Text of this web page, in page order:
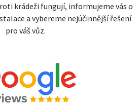
krádeži fungují, informujeme vás o
a vybereme nejúčinnější řešení
pro váš vůz.